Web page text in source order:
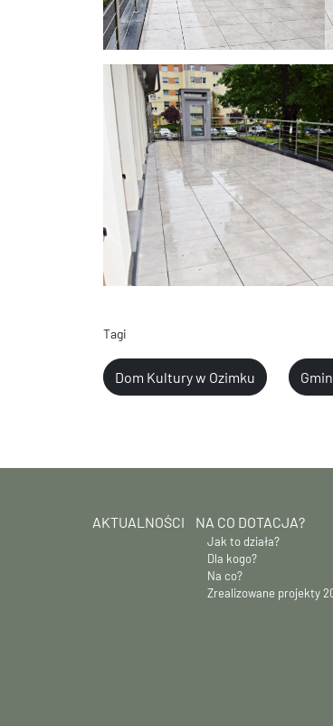
Tagi
Dom Kultury w Ozimku
AKTUALNOŚCI NA CO DOTACJA?
Jak to działa?
Dla kogo?
Na co?
Zrealizowane projekty